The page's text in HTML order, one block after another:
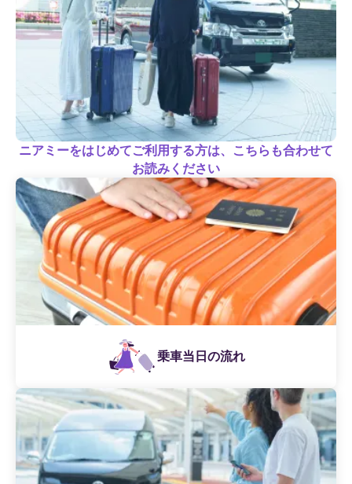
ニアミーをはじめてご利用する方は、こちらも合わせて
お読みください
乗車当日の流れ